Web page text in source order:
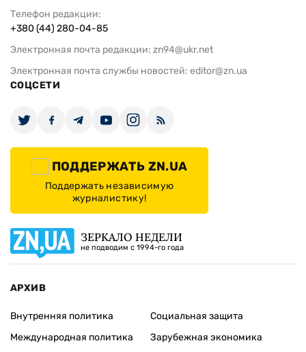
Телефон редакции:
+380 (44) 280-04-85
Электронная почта редакции: zn94@ukr.net
Электронная почта службы новостей: editor@zn.ua
СОЦСЕТИ
ПОДДЕРЖАТЬ ZN.UA
Поддержать независимую
журналистику!
ЗЕРКАЛО НЕДЕЛИ
не подводим с 1994-го года
АРХИВ
Внутренняя политика
Международная политика
Социальная защита
Зарубежная экономика